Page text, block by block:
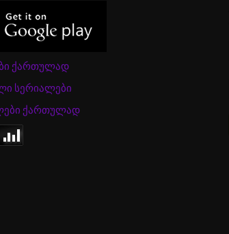
ქართულად
სერიალები
ქართულად